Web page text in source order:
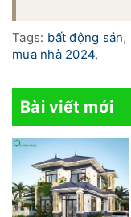
Tags: bất động sản,
mua nhà 2024,
Bài viết mới